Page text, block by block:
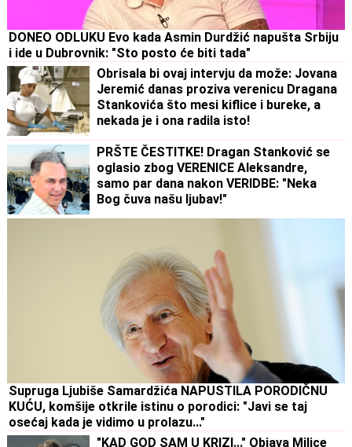
DONEO ODLUKU Evo kada Asmin Durdžić napušta Srbiju
i ide u Dubrovnik: "Sto posto će biti tada"
Obrisala bi ovaj intervju da može: Jovana
Jeremić danas proziva verenicu Dragana
Stankovića što mesi kiflice i bureke, a
nekada je i ona radila isto!
PRŠTE ČESTITKE! Dragan Stanković se
oglasio zbog VERENICE Aleksandre,
samo par dana nakon VERIDBE: "Neka
Bog čuva našu ljubav!"
Supruga Ljubiše Samardžića NAPUSTILA PORODIČNU
KUĆU, komšije otkrile istinu o porodici: "Javi se taj
osećaj kada je vidimo u prolazu..."
"KAD GOD SAM U KRIZI..." Objava Milice